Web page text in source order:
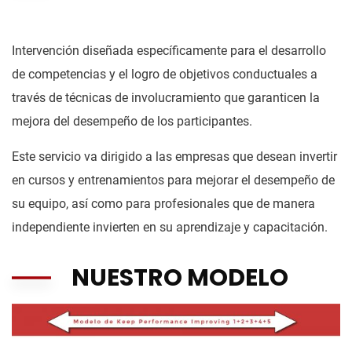
Intervención diseñada específicamente para el desarrollo
de competencias y el logro de objetivos conductuales a
través de técnicas de involucramiento que garanticen la
mejora del desempeño de los participantes.
Este servicio va dirigido a las empresas que desean invertir
en cursos y entrenamientos para mejorar el desempeño de
su equipo, así como para profesionales que de manera
independiente invierten en su aprendizaje y capacitación.
NUESTRO MODELO